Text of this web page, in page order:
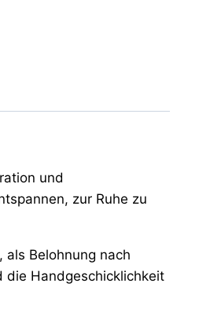
und
zur Ruhe zu
Belohnung nach
die Handgeschicklichkeit